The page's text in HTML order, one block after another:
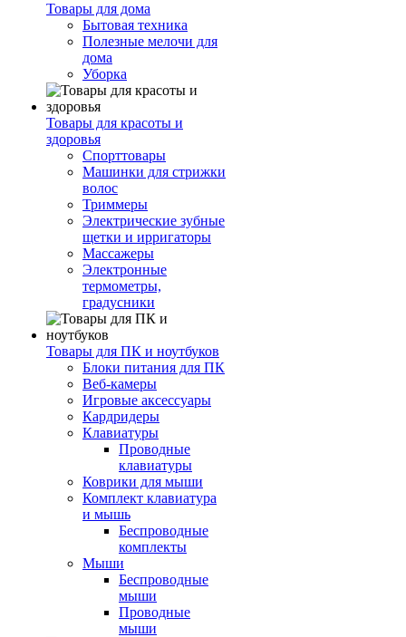
Товары для дома
Бытовая техника
Полезные мелочи для
дома
Уборка
Товары для красоты и
здоровья
Спорттовары
Машинки для стрижки
волос
Триммеры
Электрические зубные
щетки и ирригаторы
Массажеры
Электронные
термометры,
градусники
Товары для ПК и ноутбуков
Блоки питания для ПК
Веб-камеры
Игровые аксессуары
Кардридеры
Клавиатуры
Проводные
клавиатуры
Коврики для мыши
Комплект клавиатура
и мышь
Беспроводные
комплекты
Мыши
Беспроводные
мыши
Проводные
мыши